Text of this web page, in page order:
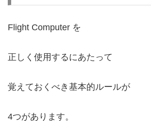
Flight Computer を
正しく使用するにあたって
覚えておくべき基本的ルールが
4つがあります。